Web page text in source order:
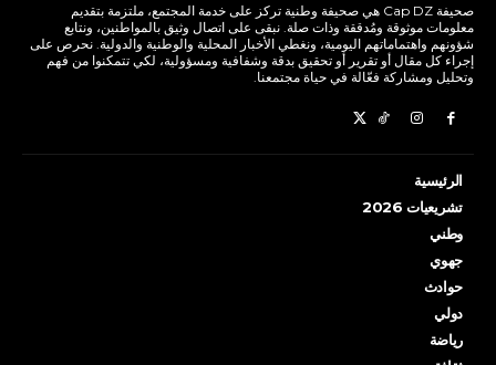
صحيفة Cap DZ هي صحيفة وطنية تركز على خدمة المجتمع، ملتزمة بتقديم
معلومات موثوقة ومُدققة وذات صلة. نبقى على اتصال وثيق بالمواطنين، ونتابع
شؤونهم واهتماماتهم اليومية، ونغطي الأخبار المحلية والوطنية والدولية. نحرص على
إجراء كل مقال أو تقرير أو تحقيق بدقة وشفافية ومسؤولية، لكي تتمكنوا من فهم
وتحليل ومشاركة فعّالة في حياة مجتمعنا.
الرئيسية
تشريعيات 2026
وطني
جهوي
حوادث
دولي
رياضة